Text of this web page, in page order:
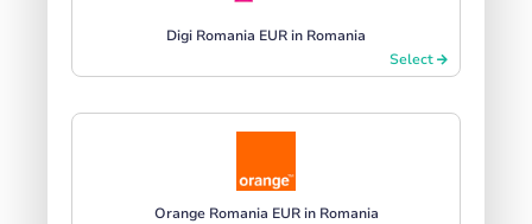
Digi Romania EUR in Romania
Select
Orange Romania EUR in Romania